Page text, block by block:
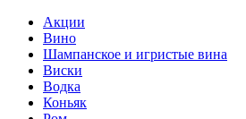
Акции
Вино
Шампанское и игристые вина
Виски
Водка
Коньяк